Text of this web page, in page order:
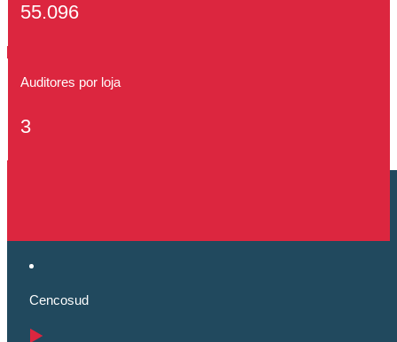
55.096
Auditores por loja
3
Cencosud